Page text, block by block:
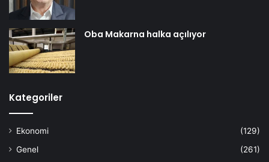
Oba Makarna halka açılıyor
Kategoriler
Ekonomi
(129)
Genel
(261)